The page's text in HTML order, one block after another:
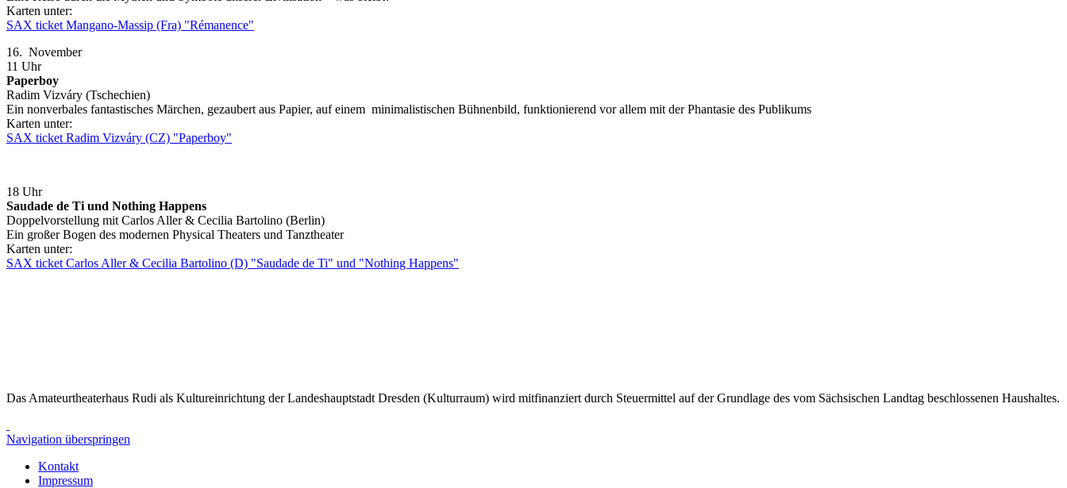
Karten unter:
SAX ticket Mangano-Massip (Fra) "Rémanence"
16. November
11 Uhr
Paperboy
Radim Vizváry (Tschechien)
Ein nonverbales fantastisches Märchen, gezaubert aus Papier, auf einem minimalistischen Bühnenbild, funktionierend vor allem mit der Phantasie des Publikums
Karten unter:
SAX ticket Radim Vizváry (CZ) "Paperboy"
18 Uhr
Saudade de Ti und Nothing Happens
Doppelvorstellung mit Carlos Aller & Cecilia Bartolino (Berlin)
Ein großer Bogen des modernen Physical Theaters und Tanztheater
Karten unter:
SAX ticket Carlos Aller & Cecilia Bartolino (D) "Saudade de Ti" und "Nothing Happens"
Das Amateurtheaterhaus Rudi als Kultureinrichtung der Landeshauptstadt Dresden (Kulturraum) wird mitfinanziert durch Steuermittel auf der Grundlage des vom Sächsischen Landtag beschlossenen Haushaltes.
Navigation überspringen
Kontakt
Impressum